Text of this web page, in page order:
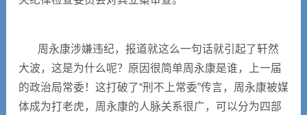
周永康涉嫌违纪，报道就这么一句话就引起了轩然
大波，这是为什么呢？原因很简单周永康是谁，上一届
的政治局常委！这打破了“刑不上常委”传言，周永康被媒
体成为打老虎，周永康的人脉关系很广，可以分为四部